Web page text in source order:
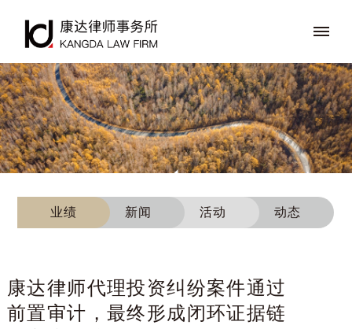
业绩 新闻 活动 动态
康达律师代理投资纠纷案件通过
前置审计，最终形成闭环证据链